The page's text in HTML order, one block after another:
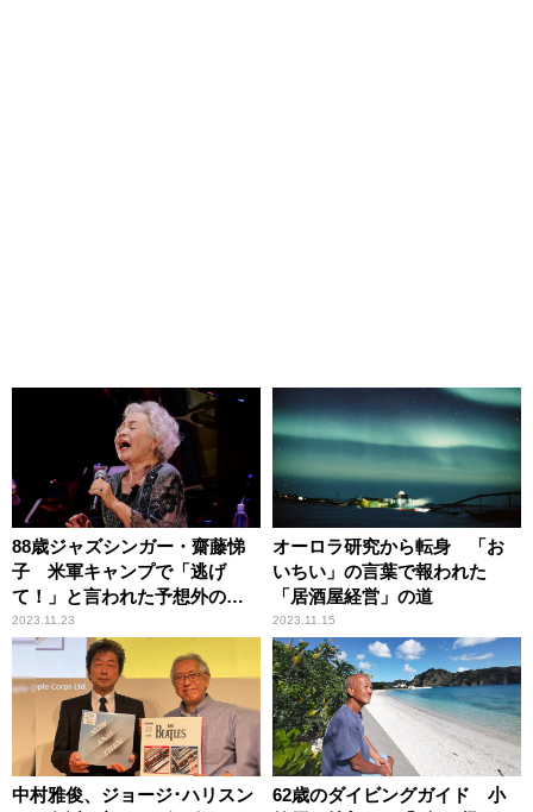
88歳ジャズシンガー・齋藤悌
子 米軍キャンプで「逃げ
て！」と言われた予想外の思
い出
2023.11.23
オーロラ研究から転身 「お
いちい」の言葉で報われた
「居酒屋経営」の道
2023.11.15
中村雅俊、ジョージ･ハリスン
62歳のダイビングガイド 小